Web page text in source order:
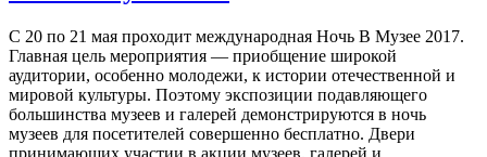
С 20 по 21 мая проходит международная Ночь В Музее 2017.
Главная цель мероприятия — приобщение широкой
аудитории, особенно молодежи, к истории отечественной и
мировой культуры. Поэтому экспозиции подавляющего
большинства музеев и галерей демонстрируются в ночь
музеев для посетителей совершенно бесплатно. Двери
принимающих участии в акции музеев, галерей и